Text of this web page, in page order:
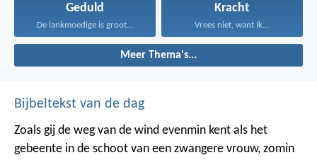
Geduld
De lankmoedige is groot...
Kracht
Vrees niet, want Ik...
Meer Thema's...
Bijbeltekst van de dag
Zoals gij de weg van de wind evenmin kent als het
gebeente in de schoot van een zwangere vrouw, zomin